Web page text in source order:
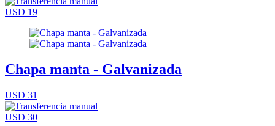
USD 19
Chapa manta - Galvanizada
USD 31
USD 30